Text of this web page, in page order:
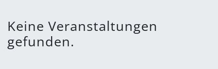
Keine Veranstaltungen
gefunden.